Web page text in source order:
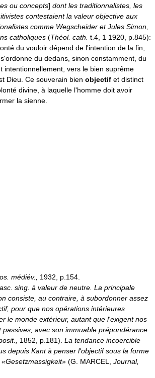
ou concepts] dont les traditionnalistes, les
contestaient la valeur objective aux
comme Wegscheider et Jules Simon,
catholiques (Théol. cath. t.4, 1 1920, p.845):
du vouloir dépend de l'intention de la fin,
du dedans, sinon constamment, du
intentionnellement, vers le bien suprême
Dieu. Ce souverain bien objectif et distinct
divine, à laquelle l'homme doit avoir
la sienne.
médiév., 1932, p.154.
sing. à valeur de neutre. La principale
consiste, au contraire, à subordonner assez
pour que nos opérations intérieures
le monde extérieur, autant que l'exigent nos
passives, avec son immuable prépondérance
1852, p.181). La tendance incoercible
depuis Kant à penser l'objectif sous la forme
(G. MARCEL, Journal,